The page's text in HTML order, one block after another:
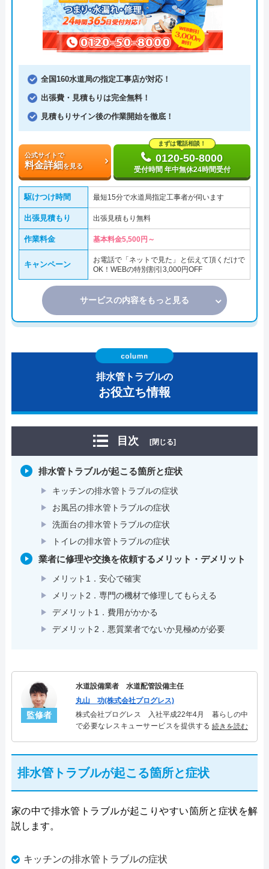
全国160水道局の指定工事店が対応！
出張費・見積もりは完全無料！
見積もりサイン後の作業開始を徹底！
公式サイトで
料金詳細を見る
まずは電話相談！
0120-50-8000
受付時間 年中無休24時間受付
駆けつけ時間 最短15分で水道局指定工事者が伺います
出張見積もり 出張見積もり無料
作業料金 基本料金5,500円～
キャンペーン
お電話で「ネットで見た」と伝えて頂くだけで
OK！WEBの特別割引3,000円OFF
サービスの内容をもっと見る
排水管トラブルの
お役立ち情報
目次 [閉じる]
排水管トラブルが起こる箇所と症状
キッチンの排水管トラブルの症状
お風呂の排水管トラブルの症状
洗面台の排水管トラブルの症状
トイレの排水管トラブルの症状
業者に修理や交換を依頼するメリット・デメリット
メリット1．安心で確実
メリット2．専門の機材で修理してもらえる
デメリット1．費用がかかる
デメリット2．悪質業者でないか見極めが必要
監修者
水道設備業者 水道配管設備主任
丸山 功(株式会社プログレス)
株式会社プログレス 入社平成22年4月 暮らしの中
で必要なレスキューサービスを提供する株式会社プ
シャリスト。
続きを読む
排水管トラブルが起こる箇所と症状
家の中で排水管トラブルが起こりやすい箇所と症状を解
説します。
キッチンの排水管トラブルの症状